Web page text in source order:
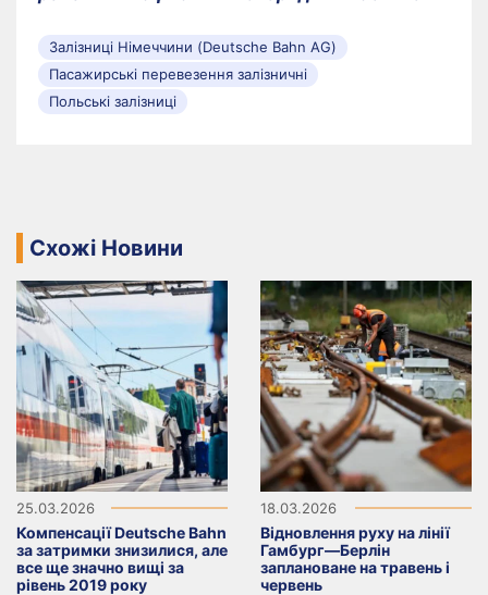
Залізниці Німеччини (Deutsche Bahn AG)
Пасажирські перевезення залізничні
Польські залізниці
Схожі Новини
25.03.2026
Компенсації Deutsche Bahn
за затримки знизилися, але
все ще значно вищі за
рівень 2019 року
18.03.2026
Відновлення руху на лінії
Гамбург—Берлін
заплановане на травень і
червень